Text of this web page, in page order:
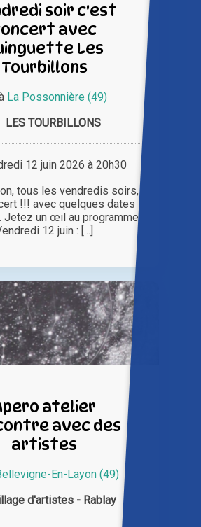
soir c'est
avec
Les
Tourbillons
La Possonnière (49)
LES TOURBILLONS
12 juin 2026 à 20h30
tous les vendredis soirs,
!!! avec quelques dates
Jetez un œil au programme
12 juin : [...]
atelier
avec des
artistes
En-Layon (49)
d'artistes - Rablay